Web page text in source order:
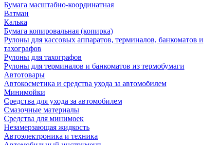
Бумага масштабно-координатная
Ватман
Калька
Бумага копировальная (копирка)
Рулоны для кассовых аппаратов, терминалов, банкоматов и
тахографов
Рулоны для тахографов
Рулоны для терминалов и банкоматов из термобумаги
Автотовары
Автокосметика и средства ухода за автомобилем
Минимойки
Средства для ухода за автомобилем
Смазочные материалы
Средства для минимоек
Незамерзающая жидкость
Автоэлектроника и техника